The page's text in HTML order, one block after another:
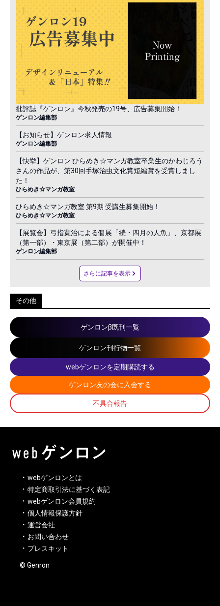
批評誌『ゲンロン』今秋発売の19号、広告募集開始！
ゲンロン編集部
【お知らせ】ゲンロン求人情報
ゲンロン編集部
【快挙】ゲンロン ひらめき☆マンガ教室卒業生のかわじろう
さんの作品が、第30回手塚治虫文化賞短編賞を受賞しまし
た！
ひらめき☆マンガ教室
ひらめき☆マンガ教室 第9期 受講生募集開始！
ひらめき☆マンガ教室
【展覧会】弓指寛治による個展「続・四月の人魚」、京都展
（第一部）・東京展（第二部）が開催中！
ゲンロン編集部
さらに記事を表示
その他
ゲンロンβ既刊一覧
ゲンロン刊行物一覧
webゲンロンを定期購読する
ゲンロン友の会に入会する
不具合報告
webゲンロンとは
特定商取引法に基づく表記
webゲンロン会員規約
個人情報保護方針
運営会社
お問い合わせ
プレスキット
© Genron